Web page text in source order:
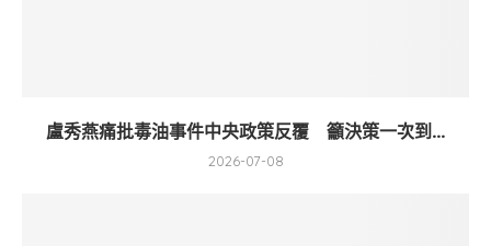
盧秀燕痛批毒油事件中央政策反覆 籲決策一次到...
2026-07-08